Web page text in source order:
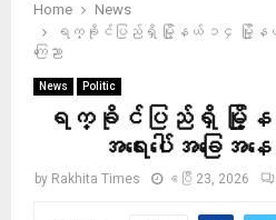
Home
News
ရက္ခိုင်ပြည်ရှိ မြို့နယ် ၁၄ မြို့နယ်ကို
ကြေညာ
News Politic
ရက္ခိုင်ပြည်ရှိ မြို့
အရေးပေါ်အခြေအ
by Rakhita Times ဧပြီ 23, 2026